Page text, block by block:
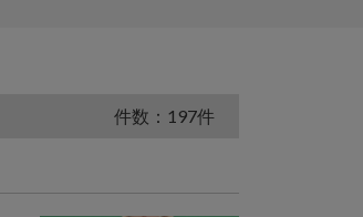
件数：197件